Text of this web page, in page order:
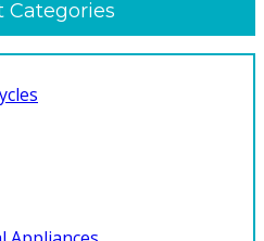
Categories